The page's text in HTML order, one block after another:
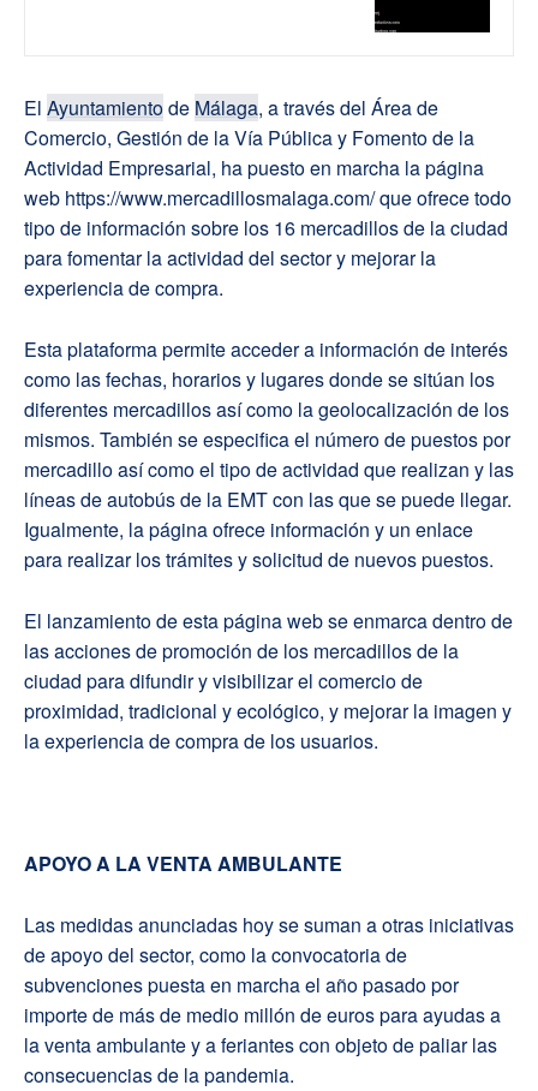
El Ayuntamientode Málaga, a través del Área de
Comercio, Gestión de la Vía Pública y Fomento de la
Actividad Empresarial, ha puesto en marcha la página
web https://www.mercadillosmalaga.com/ que ofrece todo
tipo de información sobre los 16 mercadillos de la ciudad
para fomentar la actividad del sector y mejorar la
experiencia de compra.
Esta plataforma permite acceder a información de interés
como las fechas, horarios y lugares donde se sitúan los
diferentes mercadillos así como la geolocalización de los
mismos. También se especifica el número de puestos por
mercadillo así como el tipo de actividad que realizan y las
líneas de autobús de la EMT con las que se puede llegar.
Igualmente, la página ofrece información y un enlace
para realizar los trámites y solicitud de nuevos puestos.
El lanzamiento de esta página web se enmarca dentro de
las acciones de promoción de los mercadillos de la
ciudad para difundir y visibilizar el comercio de
proximidad, tradicional y ecológico, y mejorar la imagen y
la experiencia de compra de los usuarios.
APOYO A LA VENTA AMBULANTE
Las medidas anunciadas hoy se suman a otras iniciativas
de apoyo del sector, como la convocatoria de
subvenciones puesta en marcha el año pasado por
importe de más de medio millón de euros para ayudas a
la venta ambulante y a feriantes con objeto de paliar las
consecuencias de la pandemia.